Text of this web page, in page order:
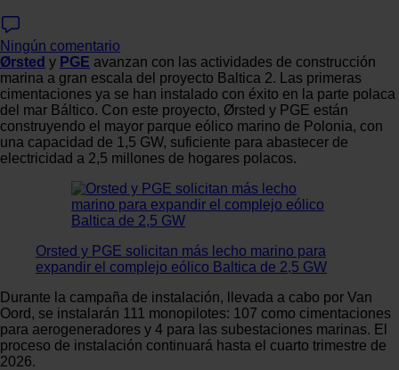
Ningún comentario
Ørsted y PGE avanzan con las actividades de construcción
marina a gran escala del proyecto Baltica 2. Las primeras
cimentaciones ya se han instalado con éxito en la parte polaca
del mar Báltico. Con este proyecto, Ørsted y PGE están
construyendo el mayor parque eólico marino de Polonia, con
una capacidad de 1,5 GW, suficiente para abastecer de
electricidad a 2,5 millones de hogares polacos.
Orsted y PGE solicitan más lecho marino para
expandir el complejo eólico Baltica de 2,5 GW
Durante la campaña de instalación, llevada a cabo por Van
Oord, se instalarán 111 monopilotes: 107 como cimentaciones
para aerogeneradores y 4 para las subestaciones marinas. El
proceso de instalación continuará hasta el cuarto trimestre de
2026.